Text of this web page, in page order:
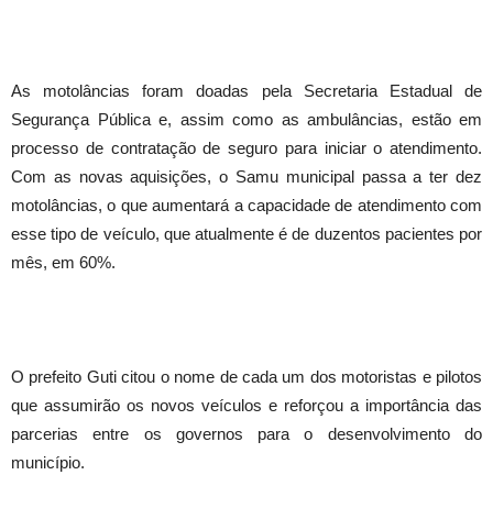
As motolâncias foram doadas pela Secretaria Estadual de
Segurança Pública e, assim como as ambulâncias, estão em
processo de contratação de seguro para iniciar o atendimento.
Com as novas aquisições, o Samu municipal passa a ter dez
motolâncias, o que aumentará a capacidade de atendimento com
esse tipo de veículo, que atualmente é de duzentos pacientes por
mês, em 60%.
O prefeito Guti citou o nome de cada um dos motoristas e pilotos
que assumirão os novos veículos e reforçou a importância das
parcerias entre os governos para o desenvolvimento do
município.